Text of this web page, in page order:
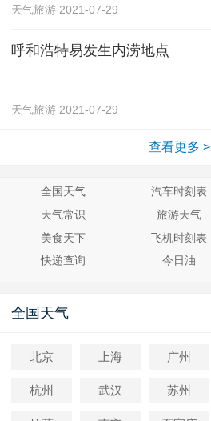
天气旅游 2021-07-29
呼和浩特易发生内涝地点
天气旅游 2021-07-29
查看更多 >
全国天气 汽车时刻表
天气常识
旅游天气
美食天下
飞机时刻表
快递查询
今日油
全国天气
北京 上海 广州
杭州 武汉 苏州